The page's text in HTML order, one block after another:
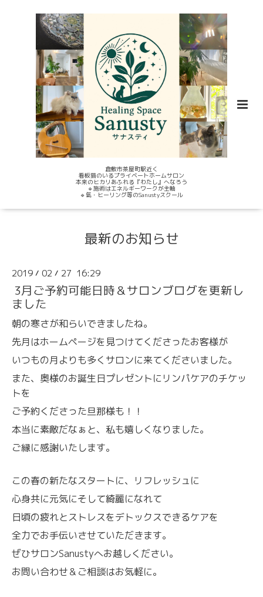
倉敷市茶屋町駅近く
看板猫のいるプライベートホームサロン
本来のヒカリあふれる『わたし』へなろう
🔹施術はエネルギーワークが主軸
🔹氣・ヒーリング等のSanustyスクール
最新のお知らせ
2019 / 02 / 27 16:29
3月ご予約可能日時＆サロンブログを更新し
ました
朝の寒さが和らいできましたね。
先月はホームページを見つけてくださったお客様が
いつもの月よりも多くサロンに来てくださいました。
また、奥様のお誕生日プレゼントにリンパケアのチケッ
トを
ご予約くださった旦那様も！！
本当に素敵だなぁと、私も嬉しくなりました。
ご縁に感謝いたします。
この春の新たなスタートに、リフレッシュに
心身共に元気にそして綺麗になれて
日頃の疲れとストレスをデトックスできるケアを
全力でお手伝いさせていただきます。
ぜひサロンSanustyへお越しください。
お問い合わせ＆ご相談はお気軽に。